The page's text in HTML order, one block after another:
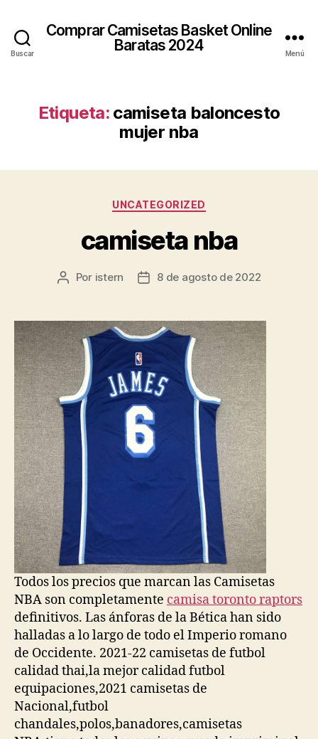
Buscar
Comprar Camisetas Basket Online
Baratas 2024
Menú
Etiqueta: camiseta baloncesto
mujer nba
Categorías
UNCATEGORIZED
camiseta nba
Autor
entrada
Por istern
Fecha
entrada
8 de agosto de 2022
Todos los precios que marcan las Camisetas
NBA son completamente camisa toronto raptors
definitivos. Las ánforas de la Bética han sido
halladas a lo largo de todo el Imperio romano
de Occidente. 2021-22 camisetas de futbol
calidad thai,la mejor calidad futbol
equipaciones,2021 camisetas de
Nacional,futbol
chandales,polos,banadores,camisetas